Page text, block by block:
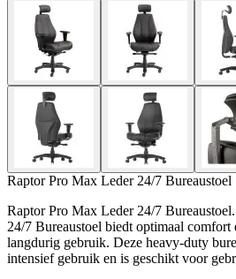
Raptor Pro Max Leder 24/7 Bureaustoel
Raptor Pro Max Leder 24/7
24/7 Bureaustoel biedt optimaal comfort
langdurig gebruik. Deze heavy-duty
intensief gebruik en is geschikt voor